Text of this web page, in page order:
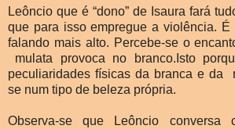
Leôncio que é “dono” de Isaura fará
que para isso empregue a violência.
falando mais alto. Percebe-se o
mulata provoca no branco.Isto
peculiaridades físicas da branca e da
se num tipo de beleza própria.
Observa-se que Leôncio conversa